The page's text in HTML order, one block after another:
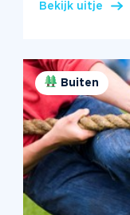
Bekijk uitje
Buiten